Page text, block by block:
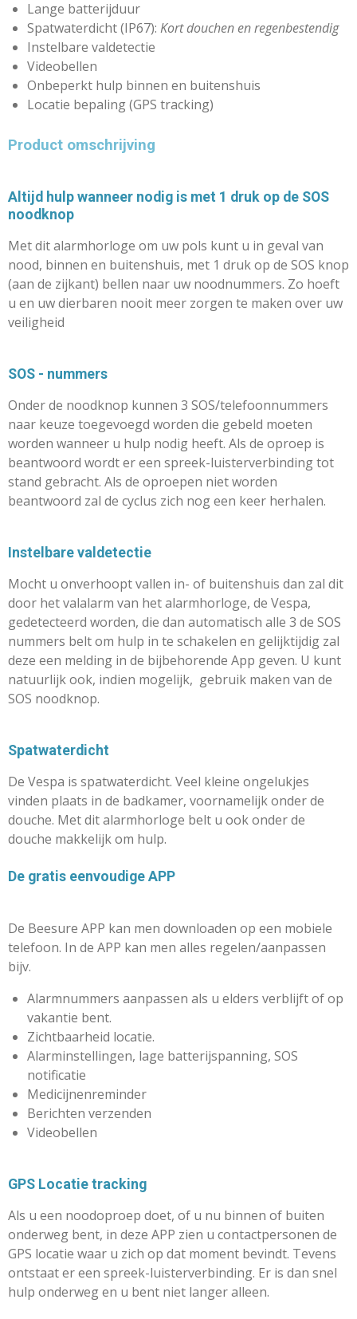
Lange batterijduur
Spatwaterdicht (IP67): Kort douchen en regenbestendig
Instelbare valdetectie
Videobellen
Onbeperkt hulp binnen en buitenshuis
Locatie bepaling (GPS tracking)
Product omschrijving
Altijd hulp wanneer nodig is met 1 druk op de SOS
noodknop
Met dit alarmhorloge om uw pols kunt u in geval van
nood, binnen en buitenshuis, met 1 druk op de SOS knop
(aan de zijkant) bellen naar uw noodnummers. Zo hoeft
u en uw dierbaren nooit meer zorgen te maken over uw
veiligheid
SOS - nummers
Onder de noodknop kunnen 3 SOS/telefoonnummers
naar keuze toegevoegd worden die gebeld moeten
worden wanneer u hulp nodig heeft. Als de oproep is
beantwoord wordt er een spreek-luisterverbinding tot
stand gebracht. Als de oproepen niet worden
beantwoord zal de cyclus zich nog een keer herhalen.
Instelbare valdetectie
Mocht u onverhoopt vallen in- of buitenshuis dan zal dit
door het valalarm van het alarmhorloge, de Vespa,
gedetecteerd worden, die dan automatisch alle 3 de SOS
nummers belt om hulp in te schakelen en gelijktijdig zal
deze een melding in de bijbehorende App geven. U kunt
natuurlijk ook, indien mogelijk, gebruik maken van de
SOS noodknop.
Spatwaterdicht
De Vespa is spatwaterdicht. Veel kleine ongelukjes
vinden plaats in de badkamer, voornamelijk onder de
douche. Met dit alarmhorloge belt u ook onder de
douche makkelijk om hulp.
De gratis eenvoudige APP
De Beesure APP kan men downloaden op een mobiele
telefoon. In de APP kan men alles regelen/aanpassen
bijv.
Alarmnummers aanpassen als u elders verblijft of op
vakantie bent.
Zichtbaarheid locatie.
Alarminstellingen, lage batterijspanning, SOS
notificatie
Medicijnenreminder
Berichten verzenden
Videobellen
GPS Locatie tracking
Als u een noodoproep doet, of u nu binnen of buiten
onderweg bent, in deze APP zien u contactpersonen de
GPS locatie waar u zich op dat moment bevindt. Tevens
ontstaat er een spreek-luisterverbinding. Er is dan snel
hulp onderweg en u bent niet langer alleen.